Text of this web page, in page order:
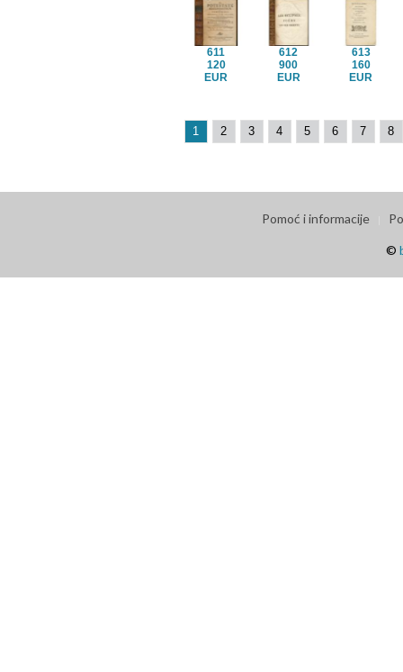
611
120
EUR
612
900
EUR
613
160
EUR
1 2 3 4 5 6 7 8
Pomoć i informacije
©